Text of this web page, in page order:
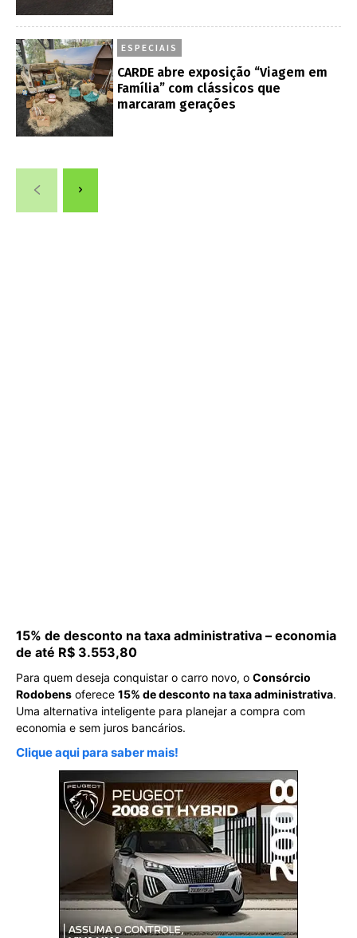
ESPECIAIS
CARDE abre exposição “Viagem em
Família” com clássicos que
marcaram gerações
15% de desconto na taxa administrativa – economia
de até R$ 3.553,80
Para quem deseja conquistar o carro novo, o Consórcio
Rodobens oferece 15% de desconto na taxa administrativa.
Uma alternativa inteligente para planejar a compra com
economia e sem juros bancários.
Clique aqui para saber mais!